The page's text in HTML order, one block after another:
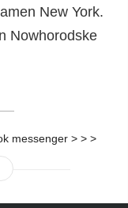
New York.
Nowhorodske
messenger > > >